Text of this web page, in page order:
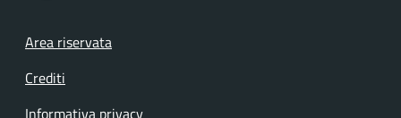
Footer menu
Area riservata
Crediti
Informativa privacy